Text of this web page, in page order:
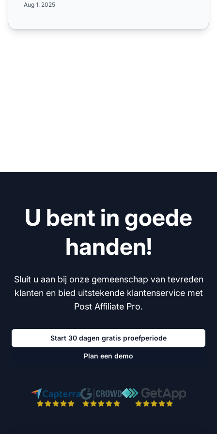
Aug 1, 2025
U bent in goede
handen!
Sluit u aan bij onze gemeenschap van tevreden
klanten en bied uitstekende klantenservice met
Post Affiliate Pro.
Start 30 dagen gratis proefperiode
Plan een demo